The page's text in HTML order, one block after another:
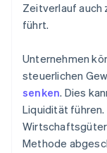
Zeitverlauf auch
führt.
Unternehmen
steuerlichen
senken. Dies
Liquidität führen.
Methode